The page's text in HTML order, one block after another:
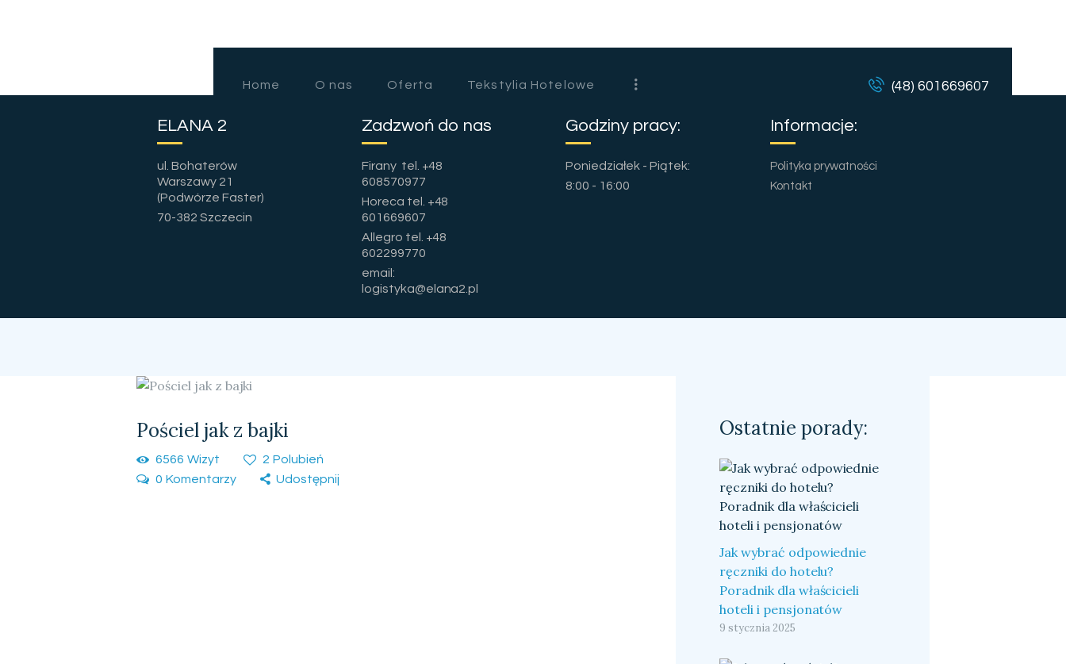
Home O nas Oferta Tekstylia Hotelowe (48) 601669607
Tag: Bayern Munchen
TEKSTYLIA
HOTELOWE
PORADY
KONTAKT
Pościel jak z bajki
6566 Wizyt 2 Polubień
0 Komentarzy Udostępnij
Ostatnie porady:
Jak wybrać odpowiednie
ręczniki do hotelu?
Poradnik dla właścicieli
hoteli i pensjonatów
9 stycznia 2025
ELANA 2
ul. Bohaterów
Warszawy 21
(Podwórze Faster)
70-382 Szczecin
Zadzwoń do nas
Firany tel. +48
608570977
Horeca tel. +48
601669607
Allegro tel. +48
602299770
email:
logistyka@elana2.pl
Godziny pracy:
Poniedziałek - Piątek:
8:00 - 16:00
Informacje:
Polityka prywatności
Kontakt